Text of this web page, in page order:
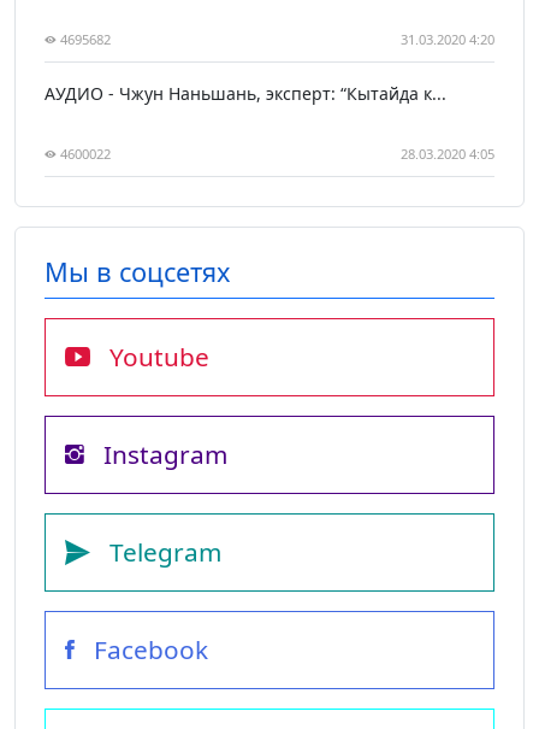
4695682 31.03.2020 4:20
АУДИО - Чжун Наньшань, эксперт: “Кытайда к...
4600022 28.03.2020 4:05
Мы в соцсетях
Youtube
Instagram
Telegram
Facebook